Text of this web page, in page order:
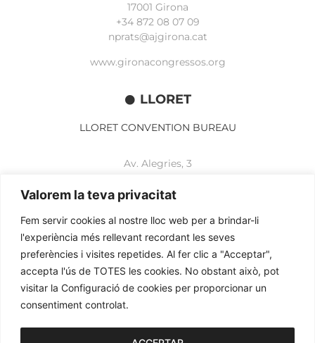
Valorem la teva privacitat
Fem servir cookies al nostre lloc web per a brindar-li
l'experiència més rellevant recordant les seves
preferències i visites repetides. Al fer clic a "Acceptar",
accepta l'ús de TOTES les cookies. No obstant això, pot
visitar la Configuració de cookies per proporcionar un
consentiment controlat.
17001 Girona
+34 872 08 07 09
nprats@ajgirona.cat
www.gironacongressos.org
LLORET
LLORET CONVENTION BUREAU
Av. Alegries, 3
+34 972 365 788
www.lloretcb.org
Legal advice
Privacy policy
2026© OGL MEETINGS. All rights reserved.